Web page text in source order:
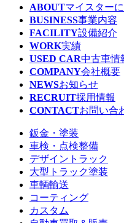
ABOUTマイスター
BUSINESS事業内容
FACILITY設備紹介
WORK実績
USED CAR中古車情
COMPANY会社概要
NEWSお知らせ
RECRUIT採用情報
CONTACTお問い合
鈑金・塗装
車検・点検整備
デザイントラック
大型トラック塗装
車輌輸送
コーティング
カスタム